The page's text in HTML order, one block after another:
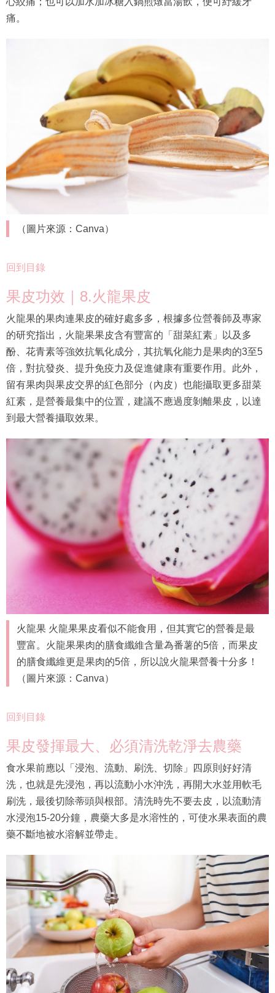
痛。
（圖片來源：Canva）
回到目錄
果皮功效｜8.火龍果皮
火龍果的果肉連果皮的確好處多多，根據多位營養師及專家
的研究指出，火龍果果皮含有豐富的「甜菜紅素」以及多
酚、花青素等強效抗氧化成分，其抗氧化能力是果肉的3至5
倍，對抗發炎、提升免疫力及促進健康有重要作用。此外，
留有果肉與果皮交界的紅色部分（內皮）也能攝取更多甜菜
紅素，是營養最集中的位置，建議不應過度剝離果皮，以達
到最大營養攝取效果。
火龍果 火龍果果皮看似不能食用，但其實它的營養是最
豐富。火龍果果肉的膳食纖維含量為番薯的5倍，而果皮
的膳食纖維更是果肉的5倍，所以說火龍果營養十分多！
（圖片來源：Canva）
回到目錄
果皮發揮最大、必須清洗乾淨去農藥
食水果前應以「浸泡、流動、刷洗、切除」四原則好好清
洗，也就是先浸泡，再以流動小水沖洗，再開大水並用軟毛
刷洗，最後切除蒂頭與根部。清洗時先不要去皮，以流動清
水浸泡15-20分鐘，農藥大多是水溶性的，可使水果表面的農
藥不斷地被水溶解並帶走。